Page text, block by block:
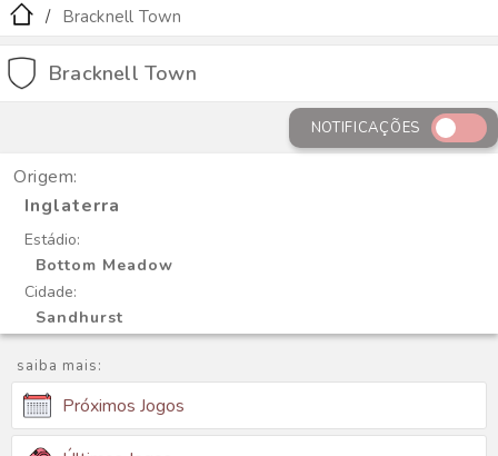
Bracknell Town
Bracknell Town
NOTIFICAÇÕES
Origem:
Inglaterra
Estádio:
Bottom Meadow
Cidade:
Sandhurst
saiba mais:
Próximos Jogos